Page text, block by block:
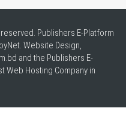
Publishers E-Platform
Website Design,
and the Publishers E-
Web Hosting Company in